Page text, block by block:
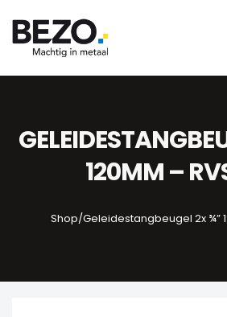
120MM –
Shop/Geleidestangbeugel 2x ¾”